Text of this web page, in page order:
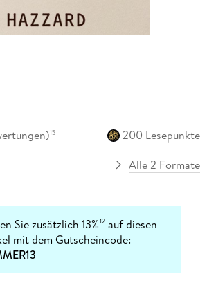
)15
200 Lesepunkte
Alle 2 Formate
Sie zusätzlich 13%12 auf diesen
mit dem Gutscheincode: